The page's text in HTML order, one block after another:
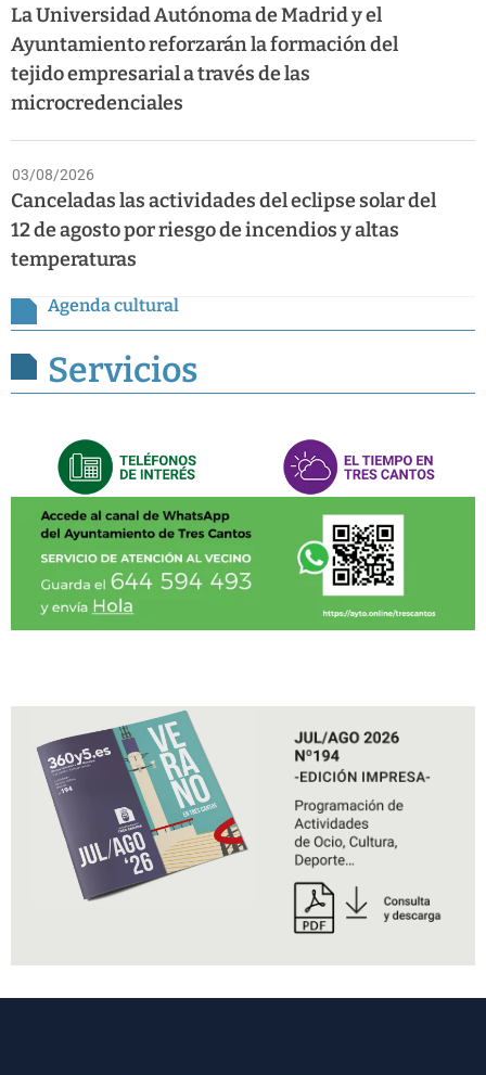
La Universidad Autónoma de Madrid y el
Ayuntamiento reforzarán la formación del
tejido empresarial a través de las
microcredenciales
03/08/2026
Canceladas las actividades del eclipse solar del
12 de agosto por riesgo de incendios y altas
temperaturas
Agenda cultural
Servicios